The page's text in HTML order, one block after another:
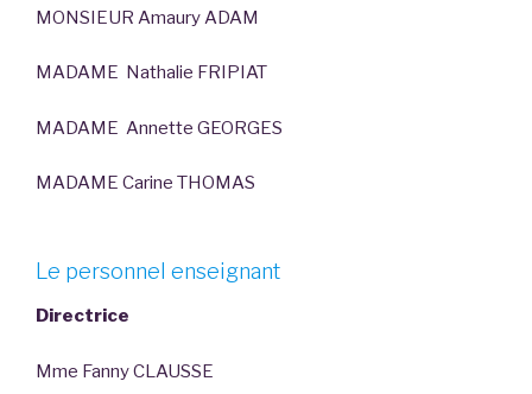
MONSIEUR Amaury ADAM
MADAME Nathalie FRIPIAT
MADAME Annette GEORGES
MADAME Carine THOMAS
Le personnel enseignant
Directrice
Mme Fanny CLAUSSE